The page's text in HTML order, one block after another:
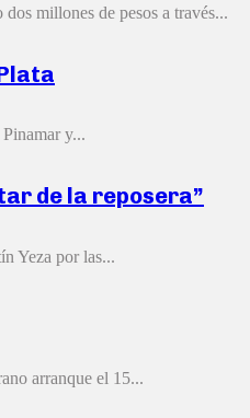
millones de pesos a través...
y...
de la reposera”
Yeza por las...
arranque el 15...